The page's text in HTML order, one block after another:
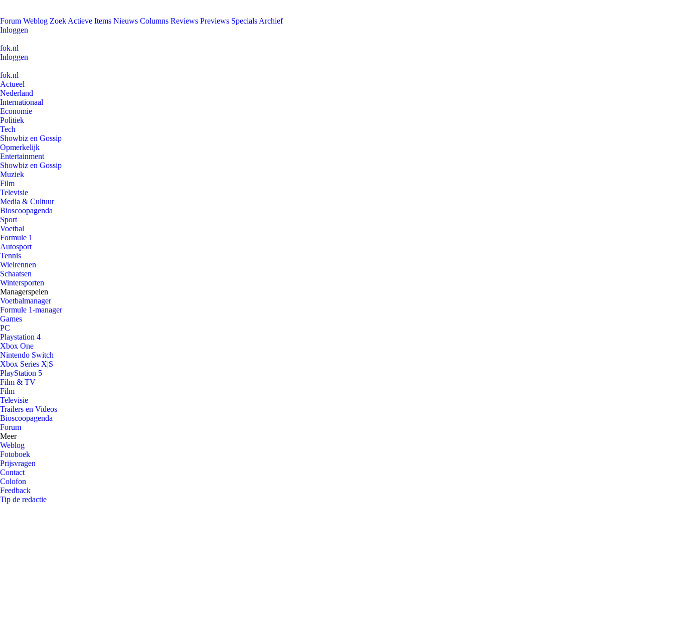
Forum Weblog Zoek Actieve Items Nieuws Columns Reviews Previews Specials Archief
Inloggen
fok.nl
Inloggen
fok.nl
Actueel
Nederland
Internationaal
Economie
Politiek
Tech
Showbiz en Gossip
Opmerkelijk
Entertainment
Showbiz en Gossip
Muziek
Film
Televisie
Media & Cultuur
Bioscoopagenda
Sport
Voetbal
Formule 1
Autosport
Tennis
Wielrennen
Schaatsen
Wintersporten
Managerspelen
Voetbalmanager
Formule 1-manager
Games
PC
Playstation 4
Xbox One
Nintendo Switch
Xbox Series X|S
PlayStation 5
Film & TV
Film
Televisie
Trailers en Videos
Bioscoopagenda
Forum
Meer
Weblog
Fotoboek
Prijsvragen
Contact
Colofon
Feedback
Tip de redactie